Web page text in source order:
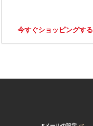
今すぐショッピングする